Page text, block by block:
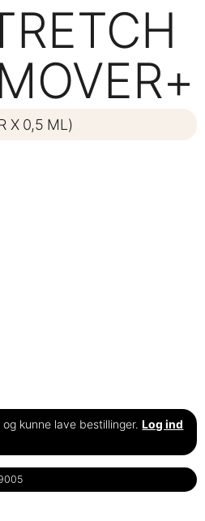
X 0,5 ML)
kunne lave bestillinger.Log ind